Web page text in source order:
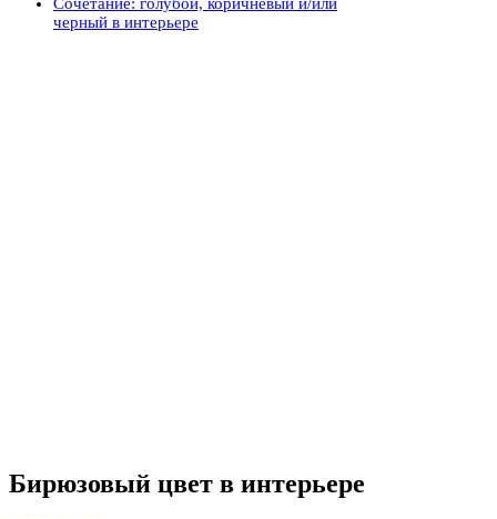
черный в интерьере
Бирюзовый цвет в интерьере